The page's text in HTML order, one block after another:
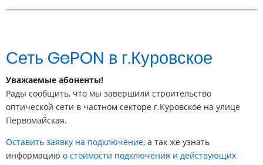
Сеть GePON в г.Куровское
Уважаемые абоненты!
Рады сообщить, что мы завершили строительство
оптической сети в частном секторе г.Куровское на улице
Первомайская.
Оставить заявку на подключение, а так же узнать
информацию о стоимости подключения и действующих